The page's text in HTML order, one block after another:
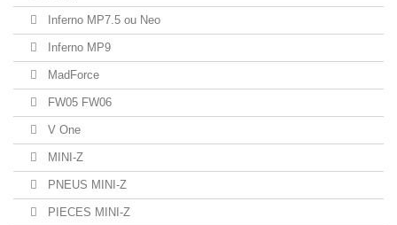
Inferno MP7.5 ou Neo
Inferno MP9
MadForce
FW05 FW06
V One
MINI-Z
PNEUS MINI-Z
PIECES MINI-Z